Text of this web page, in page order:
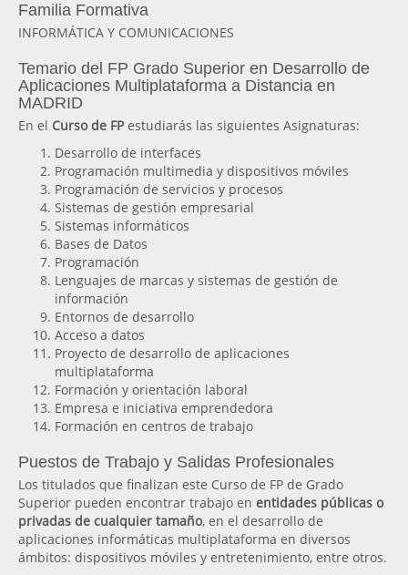
Familia Formativa
INFORMÁTICA Y COMUNICACIONES
Temario del FP Grado Superior en Desarrollo de
Aplicaciones Multiplataforma a Distancia en
MADRID
En el Curso de FPestudiarás las siguientes Asignaturas:
Desarrollo de interfaces
Programación multimedia y dispositivos móviles
Programación de servicios y procesos
Sistemas de gestión empresarial
Sistemas informáticos
Bases de Datos
Programación
Lenguajes de marcas y sistemas de gestión de
información
Entornos de desarrollo
Acceso a datos
Proyecto de desarrollo de aplicaciones
multiplataforma
Formación y orientación laboral
Empresa e iniciativa emprendedora
Formación en centros de trabajo
Puestos de Trabajo y Salidas Profesionales
Los titulados que finalizan este Curso de FP de Grado
Superior pueden encontrar trabajo en entidades públicas o
privadas de cualquier tamaño, en el desarrollo de
aplicaciones informáticas multiplataforma en diversos
ámbitos: dispositivos móviles y entretenimiento, entre otros.